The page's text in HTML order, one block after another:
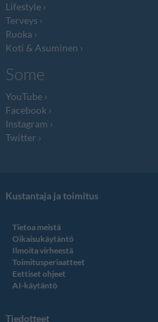
Lifestyle
Terveys
Ruoka
Koti & Asuminen
Some
YouTube
Facebook
Instagram
Twitter
Kustantaja ja toimitus
Tietoa meistä
Oikaisukäytäntö
Ilmoita virheestä
Toimitusperiaatteet
Eettiset ohjeet
AI-käytäntö
Tiedotteet